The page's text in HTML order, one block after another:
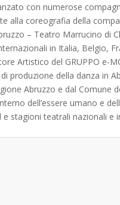
con numerose
alla coreografia della
– Teatro Marrucino di
in Italia, Belgio,
Artistico del GRUPPO e-
produzione della danza in
Abruzzo e dal Comune
dell’essere umano e
stagioni teatrali nazionali e